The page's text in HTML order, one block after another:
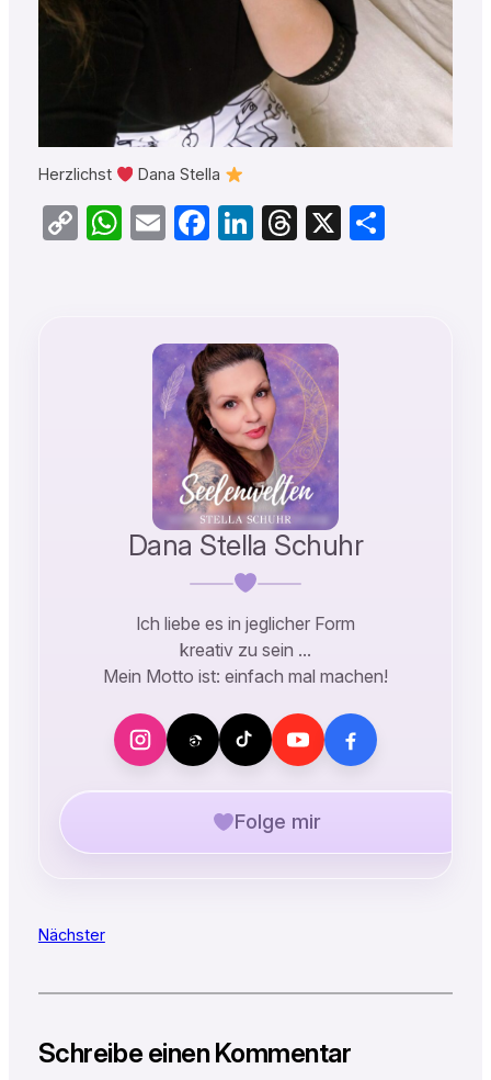
Herzlichst Dana Stella
CopyWhatsApp
EmailFacebook
LinkedIn
Threads
X Teilen
Dana Stella Schuhr
Ich liebe es in jeglicher Form
kreativ zu sein …
Mein Motto ist: einfach mal machen!
Folge mir
Nächster
Schreibe einen Kommentar